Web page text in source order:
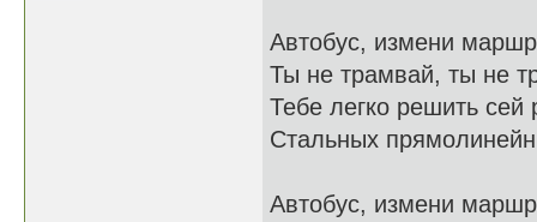
Автобус, измени
Ты не трамвай, ты не
Тебе легко решить сей
Стальных
Автобус, измени